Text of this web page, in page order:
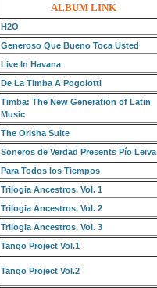
ALBUM LINK
H2O
Generoso Que Bueno Toca Usted
Live In Havana
De La Timba A Pogolotti
Timba: The New Generation of Latin
Music
The Orisha Suite
Soneros de Verdad Presents Pío Leiva
Para Todos los Tiempos
Trilogia Ancestros, Vol. 1
Trilogia Ancestros, Vol. 2
Trilogia Ancestros, Vol. 3
Tango Project Vol.1
Tango Project Vol.2